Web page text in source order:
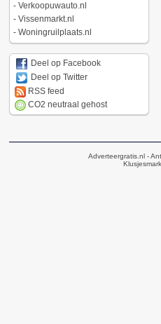
- Verkoopuwauto.nl
- Vissenmarkt.nl
- Woningruilplaats.nl
Deel op Facebook
Deel op Twitter
RSS feed
CO2 neutraal gehost
Adverteergratis.nl -